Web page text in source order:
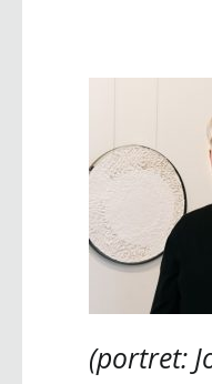
(portret: